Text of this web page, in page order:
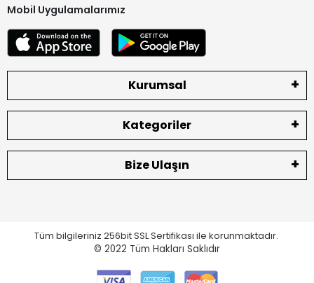
Mobil Uygulamalarımız
Kurumsal
Kategoriler
Bize Ulaşın
Tüm bilgileriniz 256bit SSL Sertifikası ile korunmaktadır.
© 2022 Tüm Hakları Saklıdır